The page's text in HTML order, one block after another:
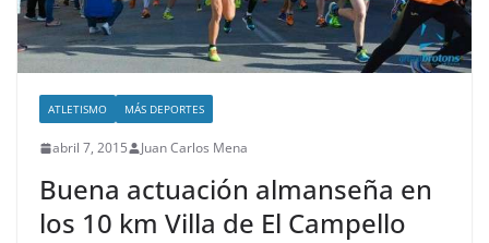
ATLETISMO MÁS DEPORTES
abril 7, 2015 Juan Carlos Mena
Buena actuación almanseña en
los 10 km Villa de El Campello